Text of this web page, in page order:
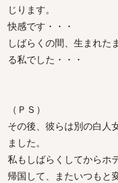
じります。
快感です・・・
しばらくの間、生まれた
る私でした・・・
（ＰＳ）
その後、彼らは別の白人
ました。
私もしばらくしてからホ
帰国して、またいつもと